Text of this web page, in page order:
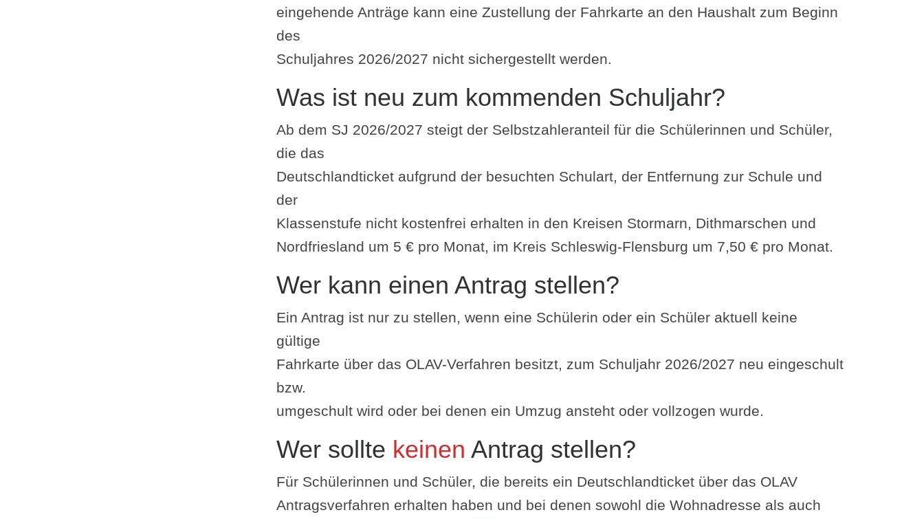
eingehende Anträge kann eine Zustellung der Fahrkarte an den Haushalt zum Beginn
des
Schuljahres 2026/2027 nicht sichergestellt werden.
Was ist neu zum kommenden Schuljahr?
Ab dem SJ 2026/2027 steigt der Selbstzahleranteil für die Schülerinnen und Schüler,
die das
Deutschlandticket aufgrund der besuchten Schulart, der Entfernung zur Schule und
der
Klassenstufe nicht kostenfrei erhalten in den Kreisen Stormarn, Dithmarschen und
Nordfriesland um 5 € pro Monat, im Kreis Schleswig-Flensburg um 7,50 € pro Monat.
Wer kann einen Antrag stellen?
Ein Antrag ist nur zu stellen, wenn eine Schülerin oder ein Schüler aktuell keine
gültige
Fahrkarte über das OLAV-Verfahren besitzt, zum Schuljahr 2026/2027 neu eingeschult
bzw.
umgeschult wird oder bei denen ein Umzug ansteht oder vollzogen wurde.
Wer sollte keinen Antrag stellen?
Für Schülerinnen und Schüler, die bereits ein Deutschlandticket über das OLAV
Antragsverfahren erhalten haben und bei denen sowohl die Wohnadresse als auch